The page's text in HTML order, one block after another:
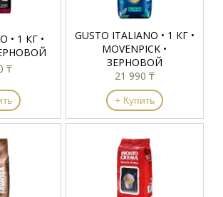
• 1 КГ •
₸
GUSTO ITALIANO • 1 КГ •
MOVENPICK •
ЗЕРНОВОЙ
21 990 ₸
+ Купить